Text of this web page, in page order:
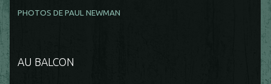
PHOTOS DE PAUL NEWMAN
AU BALCON